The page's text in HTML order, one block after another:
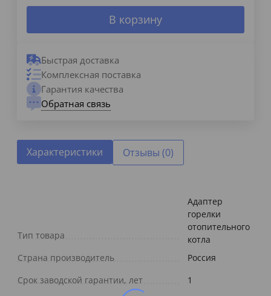
В корзину
Быстрая доставка
Комплексная поставка
Гарантия качества
Обратная связь
Характеристики Отзывы (0)
Тип товара
Адаптер
горелки
отопительного
котла
Страна производитель
Россия
Срок заводской гарантии, лет
1